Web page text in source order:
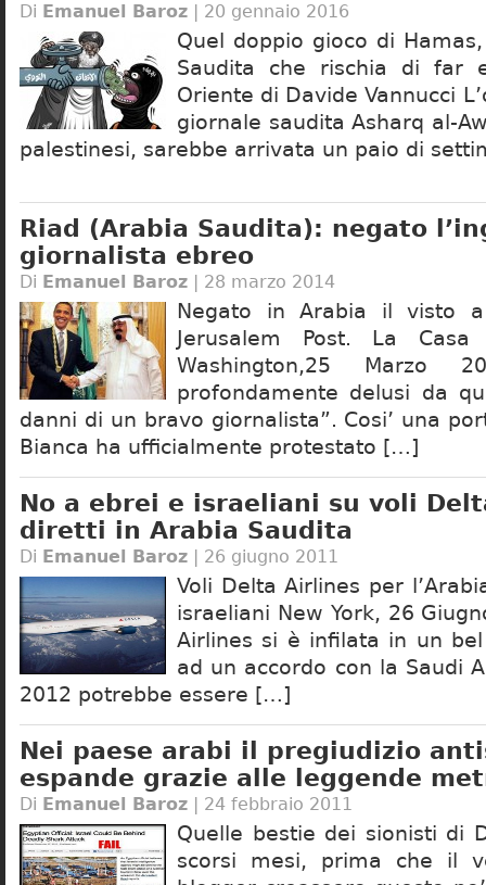
Di Emanuel Baroz | 20 gennaio 2016
Quel doppio gioco di
Saudita che rischia di far
Oriente di Davide Vannucci
giornale saudita Asharq al-
palestinesi, sarebbe arrivata un paio di
Riad (Arabia Saudita): negato
giornalista ebreo
Di Emanuel Baroz | 28 marzo 2014
Negato in Arabia il visto
Jerusalem Post. La Casa
Washington,25 Marzo
profondamente delusi da
danni di un bravo giornalista”. Cosi’ una
Bianca ha ufficialmente protestato […]
No a ebrei e israeliani su voli
diretti in Arabia Saudita
Di Emanuel Baroz | 26 giugno 2011
Voli Delta Airlines per
israeliani New York, 26
Airlines si è infilata in un
ad un accordo con la Saudi
2012 potrebbe essere […]
Nei paese arabi il pregiudizio
espande grazie alle leggende
Di Emanuel Baroz | 24 febbraio 2011
Quelle bestie dei sionisti di
scorsi mesi, prima che il